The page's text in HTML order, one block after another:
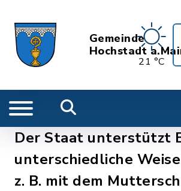
Gemeinde
Hochstadt
21 °C
Der Staat unterstützt
unterschiedliche
z. B. mit dem